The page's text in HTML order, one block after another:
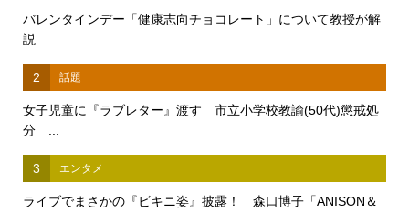
バレンタインデー「健康志向チョコレート」について教授が解
説
2 話題
女子児童に『ラブレター』渡す 市立小学校教諭(50代)懲戒処
分 ...
3 エンタメ
ライブでまさかの『ビキニ姿』披露！ 森口博子「ANISON＆